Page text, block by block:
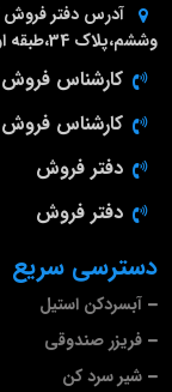
دسترسی سریع
آبسردکن استیل
فریزر صندوقی
شیر سرد کن
آدرس دفتر فروش
وششم،پلاک 34،طبقه اول
کارشناس فروش
کارشناس فروش
دفتر فروش
دفتر فروش